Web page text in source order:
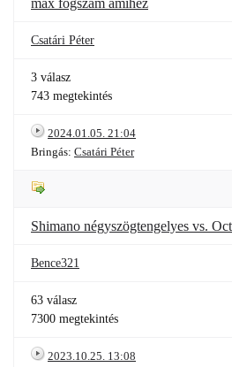
max fogszám amihez
Csatári Péter
3 válasz
743 megtekintés
2024.01.05. 21:04
Bringás: Csatári Péter
Shimano négyszögtengelyes vs.
Bence321
63 válasz
7300 megtekintés
2023.10.25. 13:08